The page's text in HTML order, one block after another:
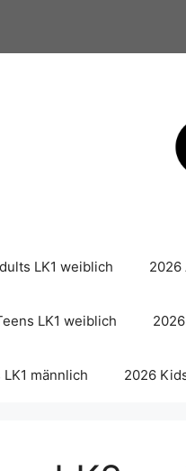
LK1 weiblich 2026
LK1 weiblich
männlich 2026